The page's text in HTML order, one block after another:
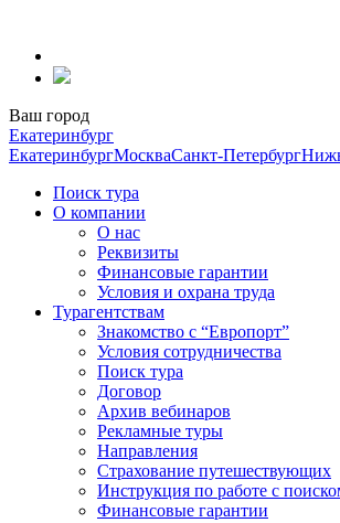
содержанию
Ваш город
Екатеринбург
ЕкатеринбургМоскваСанкт-Петербург
Поиск тура
О компании
О нас
Реквизиты
Финансовые гарантии
Условия и охрана труда
Турагентствам
Знакомство с “Европорт”
Условия сотрудничества
Поиск тура
Договор
Архив вебинаров
Рекламные туры
Направления
Страхование путешествующих
Инструкция по работе с
Финансовые гарантии